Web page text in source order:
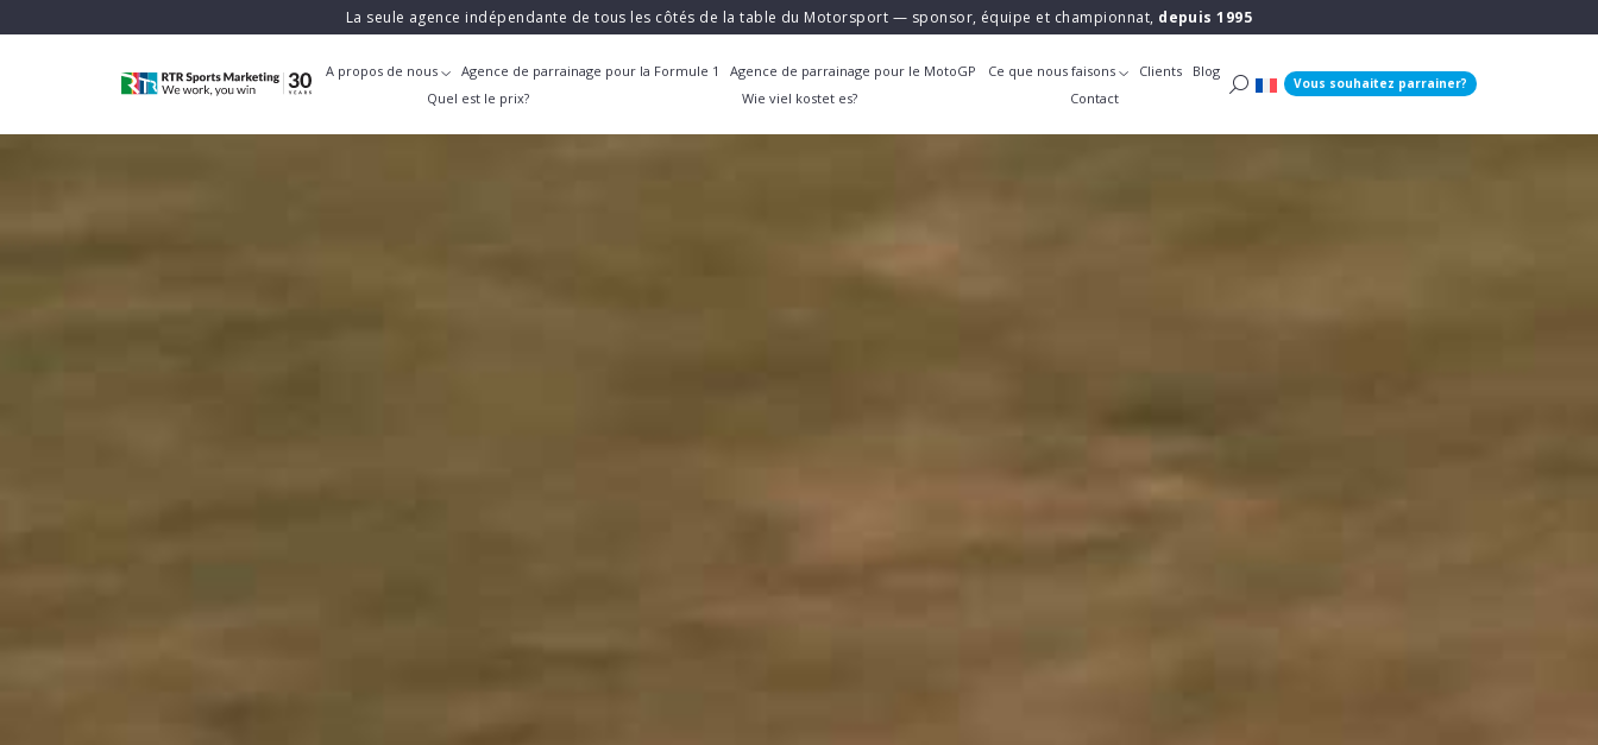
La seule agence indépendante de tous les côtés de la table du Motorsport — sponsor, équipe et championnat, depuis 1995
A propos de nous Agence de parrainage pour la Formule 1 Agence de parrainage pour le MotoGP Ce que nous faisons Clients
Blog
Quel est le prix?
Wie viel kostet es? Contact
Vous souhaitez parrainer?